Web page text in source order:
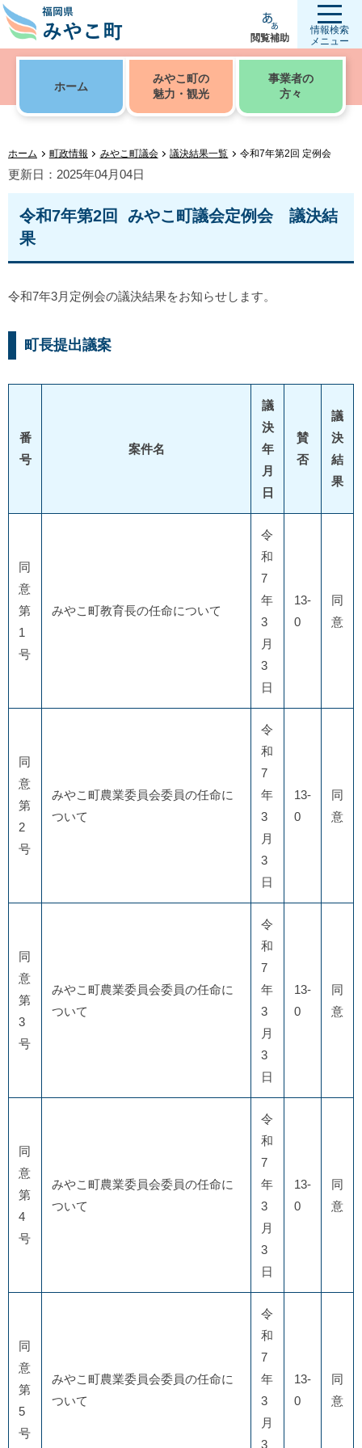
閲覧補助
情報検索
メニュー
ホーム
みやこ町の
魅力・観光
事業者の
方々
ホーム 町政情報 みやこ町議会 議決結果一覧 令和7年第2回 定例会
更新日：2025年04月04日
令和7年第2回 みやこ町議会定例会 議決結
果
令和7年3月定例会の議決結果をお知らせします。
町長提出議案
番
号
案件名
議
決
年
月
日
賛
否
議
決
結
果
同
意
第
1
号
みやこ町教育長の任命について
令
和
7
年
3
月
3
日
13-
0
同
意
同
意
第
2
号
みやこ町農業委員会委員の任命に
ついて
令
和
7
年
3
月
3
日
13-
0
同
意
同
意
第
3
号
みやこ町農業委員会委員の任命に
ついて
令
和
7
年
3
月
3
日
13-
0
同
意
同
意
第
4
号
みやこ町農業委員会委員の任命に
ついて
令
和
7
年
3
月
3
日
13-
0
同
意
同
意
第
5
号
みやこ町農業委員会委員の任命に
ついて
令
和
7
年
3
月
3
13-
0
同
意